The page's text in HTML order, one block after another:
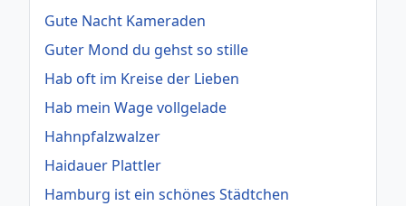
Gute Nacht Kameraden
Guter Mond du gehst so stille
Hab oft im Kreise der Lieben
Hab mein Wage vollgelade
Hahnpfalzwalzer
Haidauer Plattler
Hamburg ist ein schönes Städtchen